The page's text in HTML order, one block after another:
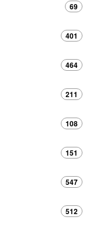
69
401
464
211
108
151
547
512